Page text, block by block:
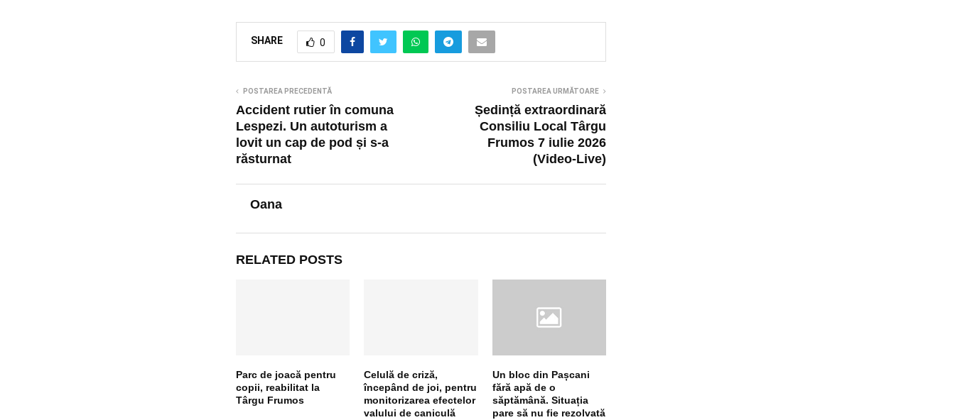
SHARE 0
POSTAREA PRECEDENTĂ
Accident rutier în comuna
Lespezi. Un autoturism a
lovit un cap de pod și s-a
răsturnat
POSTAREA URMĂTOARE
Ședință extraordinară
Consiliu Local Târgu
Frumos 7 iulie 2026
(Video-Live)
Oana
RELATED POSTS
Parc de joacă pentru
copii, reabilitat la
Târgu Frumos
Celulă de criză,
începând de joi, pentru
monitorizarea efectelor
valului de caniculă
Un bloc din Pașcani
fără apă de o
săptămână. Situația
pare să nu fie rezolvată